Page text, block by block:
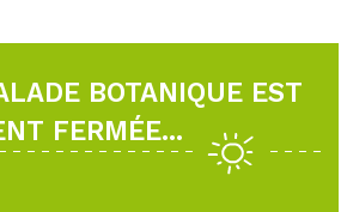
BOTANIQUE EST
FERMÉE...